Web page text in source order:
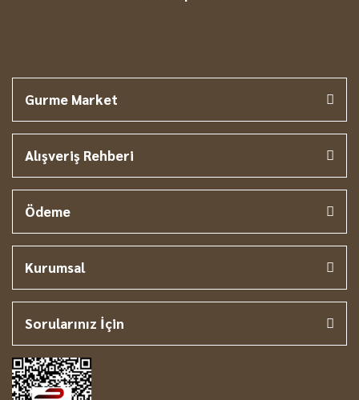
Yorum Yaz
Gurme Market
Alışveriş Rehberi
Ödeme
Kurumsal
Sorularınız İçin